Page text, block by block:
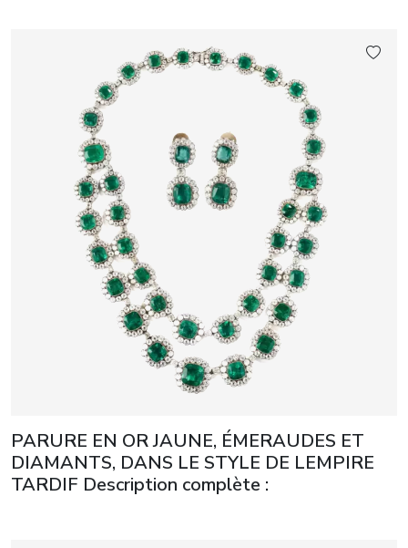
PARURE EN OR JAUNE, ÉMERAUDES ET
DIAMANTS, DANS LE STYLE DE LEMPIRE
TARDIF Description complète :